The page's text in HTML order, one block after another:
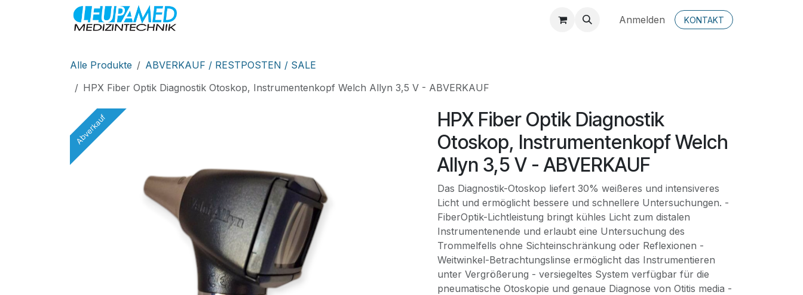
Zum Inhalt springen
Anmelden KONTAKT
Alle Produkte
ABVERKAUF / RESTPOSTEN / SALE
HPX Fiber Optik Diagnostik Otoskop, Instrumentenkopf Welch Allyn 3,5 V - ABVERKAUF
Abverkauf
HPX Fiber Optik Diagnostik
Otoskop, Instrumentenkopf Welch
Allyn 3,5 V - ABVERKAUF
Das Diagnostik-Otoskop liefert 30% weißeres und intensiveres
Licht und ermöglicht bessere und schnellere Untersuchungen. -
FiberOptik-Lichtleistung bringt kühles Licht zum distalen
Instrumentenende und erlaubt eine Untersuchung des
Trommelfells ohne Sichteinschränkung oder Reflexionen -
Weitwinkel-Betrachtungslinse ermöglicht das Instrumentieren
unter Vergrößerung - versiegeltes System verfügbar für die
pneumatische Otoskopie und genaue Diagnose von Otitis media -